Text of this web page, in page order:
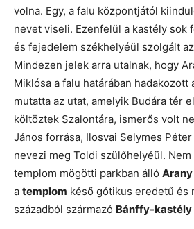
volna. Egy, a falu központjától
nevet viseli. Ezenfelül a kastély sok
és fejedelem székhelyéül szolgált
Mindezen jelek arra utalnak, hogy
Miklósa a falu határában
mutatta az utat, amelyik Budára tér
költöztek Szalontára, ismerős volt
János forrása, Ilosvai Selymes Péter
nevezi meg Toldi szülőhelyéül.
templom mögötti parkban álló
a templom késő gótikus eredetű és
századból származó Bánffy-kastély